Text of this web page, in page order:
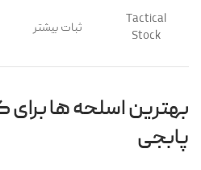
Tactical
Stock
ثبات بیشتر
پابجی